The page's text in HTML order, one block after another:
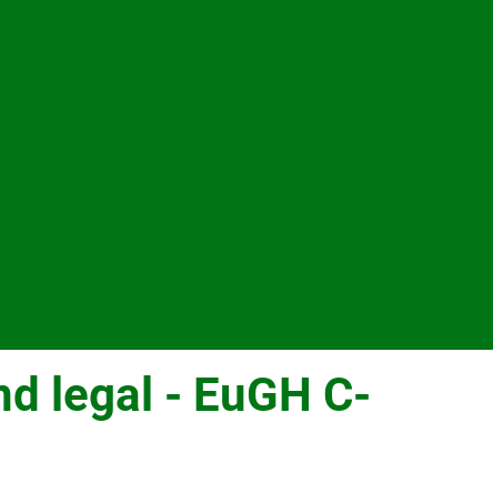
legal - EuGH C-